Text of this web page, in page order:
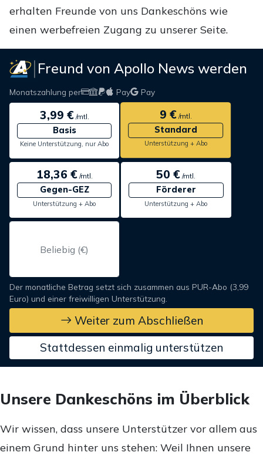
erhalten Freunde von uns Dankeschöns wie
einen werbefreien Zugang zu unserer Seite.
Freund von Apollo News werden
Monatszahlung per Pay Pay
3,99 €/mtl.
Basis
Keine Unterstützung, nur Abo
9 €/mtl.
Standard
Unterstützung + Abo
18,36 €/mtl.
Gegen-GEZ
Unterstützung + Abo
50 € /mtl.
Förderer
Unterstützung + Abo
Der monatliche Betrag setzt sich zusammen aus PUR-Abo (3,99
Euro) und einer freiwilligen Unterstützung.
Weiter zum Abschließen
Stattdessen einmalig unterstützen
Unsere Dankeschöns im Überblick
Wir wissen, dass unsere Unterstützer vor allem aus
einem Grund hinter uns stehen: Weil Ihnen unsere